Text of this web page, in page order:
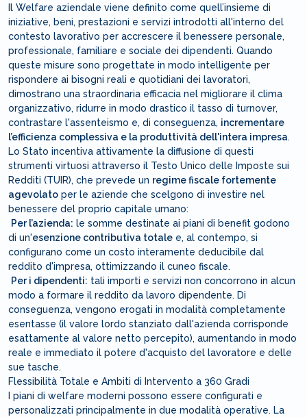
Il Welfare aziendale viene definito come quell’insieme di
iniziative, beni, prestazioni e servizi introdotti all'interno del
contesto lavorativo per accrescere il benessere personale,
professionale, familiare e sociale dei dipendenti. Quando
queste misure sono progettate in modo intelligente per
rispondere ai bisogni reali e quotidiani dei lavoratori,
dimostrano una straordinaria efficacia nel migliorare il clima
organizzativo, ridurre in modo drastico il tasso di turnover,
contrastare l'assenteismo e, di conseguenza, incrementare
l’efficienza complessiva e la produttività dell'intera impresa.
Lo Stato incentiva attivamente la diffusione di questi
strumenti virtuosi attraverso il Testo Unico delle Imposte sui
Redditi (TUIR), che prevede un regime fiscale fortemente
agevolato per le aziende che scelgono di investire nel
benessere del proprio capitale umano:
Per l’azienda: le somme destinate ai piani di benefit godono
di un'esenzione contributiva totale e, al contempo, si
configurano come un costo interamente deducibile dal
reddito d'impresa, ottimizzando il cuneo fiscale.
Per i dipendenti: tali importi e servizi non concorrono in alcun
modo a formare il reddito da lavoro dipendente. Di
conseguenza, vengono erogati in modalità completamente
esentasse (il valore lordo stanziato dall'azienda corrisponde
esattamente al valore netto percepito), aumentando in modo
reale e immediato il potere d'acquisto del lavoratore e delle
sue tasche.
Flessibilità Totale e Ambiti di Intervento a 360 Gradi
I piani di welfare moderni possono essere configurati e
personalizzati principalmente in due modalità operative. La